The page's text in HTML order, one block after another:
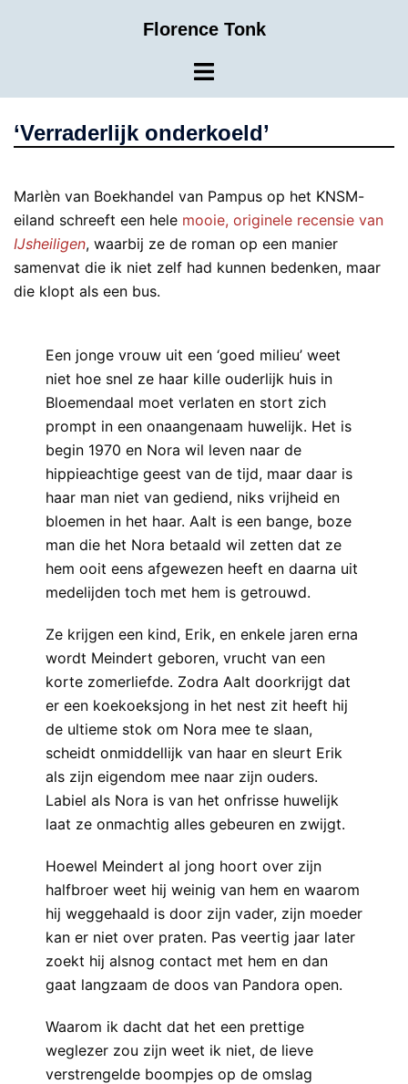
Florence Tonk
Toggle
‘Verraderlijk onderkoeld’
Marlèn van Boekhandel van Pampus op het KNSM-
eiland schreeft een hele mooie, originele recensie van
IJsheiligen, waarbij ze de roman op een manier
samenvat die ik niet zelf had kunnen bedenken, maar
die klopt als een bus.
Een jonge vrouw uit een ‘goed milieu’ weet
niet hoe snel ze haar kille ouderlijk huis in
Bloemendaal moet verlaten en stort zich
prompt in een onaangenaam huwelijk. Het is
begin 1970 en Nora wil leven naar de
hippieachtige geest van de tijd, maar daar is
haar man niet van gediend, niks vrijheid en
bloemen in het haar. Aalt is een bange, boze
man die het Nora betaald wil zetten dat ze
hem ooit eens afgewezen heeft en daarna uit
medelijden toch met hem is getrouwd.
Ze krijgen een kind, Erik, en enkele jaren erna
wordt Meindert geboren, vrucht van een
korte zomerliefde. Zodra Aalt doorkrijgt dat
er een koekoeksjong in het nest zit heeft hij
de ultieme stok om Nora mee te slaan,
scheidt onmiddellijk van haar en sleurt Erik
als zijn eigendom mee naar zijn ouders.
Labiel als Nora is van het onfrisse huwelijk
laat ze onmachtig alles gebeuren en zwijgt.
Hoewel Meindert al jong hoort over zijn
halfbroer weet hij weinig van hem en waarom
hij weggehaald is door zijn vader, zijn moeder
kan er niet over praten. Pas veertig jaar later
zoekt hij alsnog contact met hem en dan
gaat langzaam de doos van Pandora open.
Waarom ik dacht dat het een prettige
weglezer zou zijn weet ik niet, de lieve
verstrengelde boompjes op de omslag